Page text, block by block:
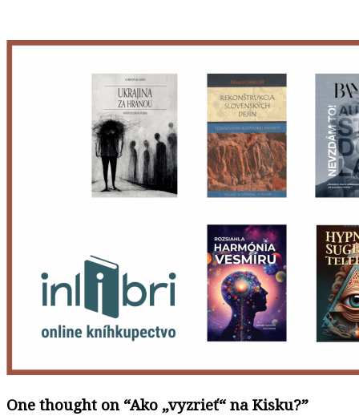
One thought on “Ako „vyzrieť“ na Kisku?”